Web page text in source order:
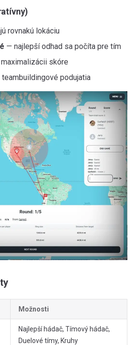
rovnakú lokáciu
— najlepší odhad sa počíta pre tím
skóre
podujatia
Možnosti
Najlepší hádač, Tímový hádač,
Duelové tímy, Kruhy